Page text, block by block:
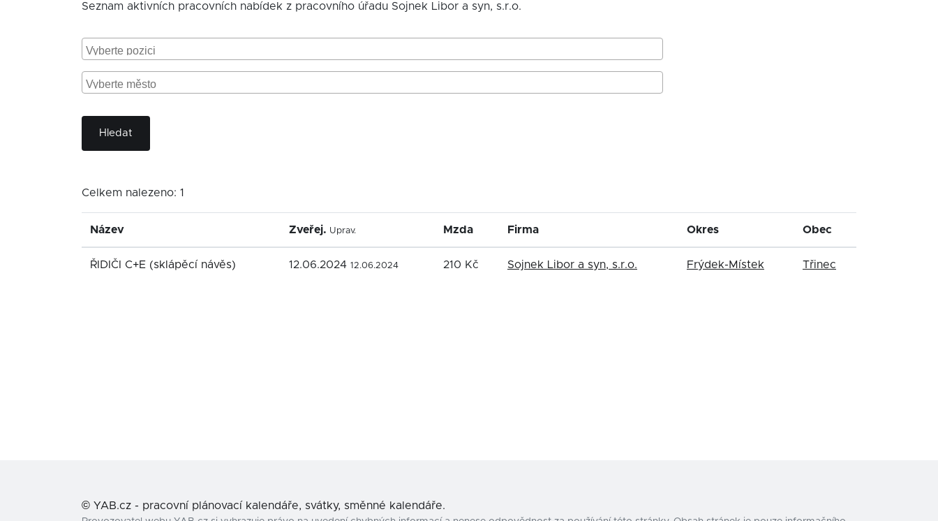
Seznam aktivních pracovních nabídek z pracovního úřadu Sojnek Libor a syn, s.r.o.
Hledat
Celkem nalezeno: 1
Název Zveřej. Uprav. Mzda Firma Okres Obec
ŘIDIČI C+E (sklápěcí návěs) 12.06.2024 12.06.2024 210 Kč Sojnek Libor a syn, s.r.o. Frýdek-Místek Třinec
© YAB.cz - pracovní plánovací kalendáře, svátky, směnné kalendáře.